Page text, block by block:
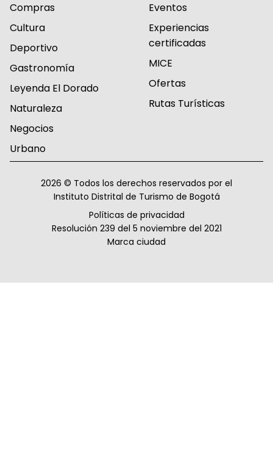
Compras
Cultura
Deportivo
Gastronomía
Leyenda El Dorado
Naturaleza
Negocios
Urbano
Eventos
Experiencias
certificadas
MICE
Ofertas
Rutas Turísticas
2026 © Todos los derechos reservados por el
Instituto Distrital de Turismo de Bogotá
Políticas de privacidad
Resolución 239 del 5 noviembre del 2021
Marca ciudad